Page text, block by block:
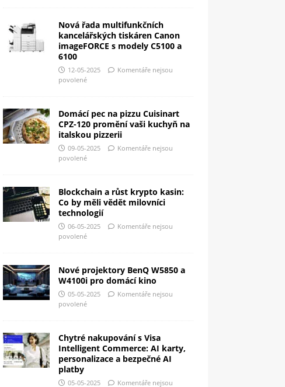
Nová řada multifunkčních
kancelářských tiskáren Canon
imageFORCE s modely C5100 a
6100
12-05-2025
Komentáře nejsou
povolené
Domácí pec na pizzu Cuisinart
CPZ-120 promění vaši kuchyň na
italskou pizzerii
09-05-2025
Komentáře nejsou
povolené
Blockchain a růst krypto kasin:
Co by měli vědět milovníci
technologií
06-05-2025
Komentáře nejsou
povolené
Nové projektory BenQ W5850 a
W4100i pro domácí kino
05-05-2025
Komentáře nejsou
povolené
Chytré nakupování s Visa
Intelligent Commerce: AI karty,
personalizace a bezpečné AI
platby
05-05-2025 Komentáře nejsou